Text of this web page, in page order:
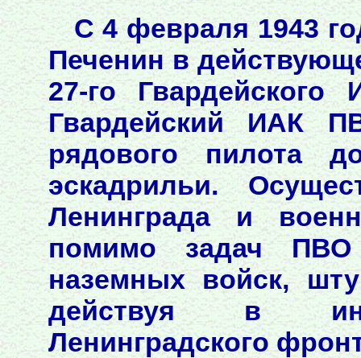
С 4 февраля 1943
Печенин в
27-го
Гвардейский ИАК
рядового пилота
эскадрильи.
Ленинграда и
помимо задач
наземных войск,
действуя в
Ленинградского